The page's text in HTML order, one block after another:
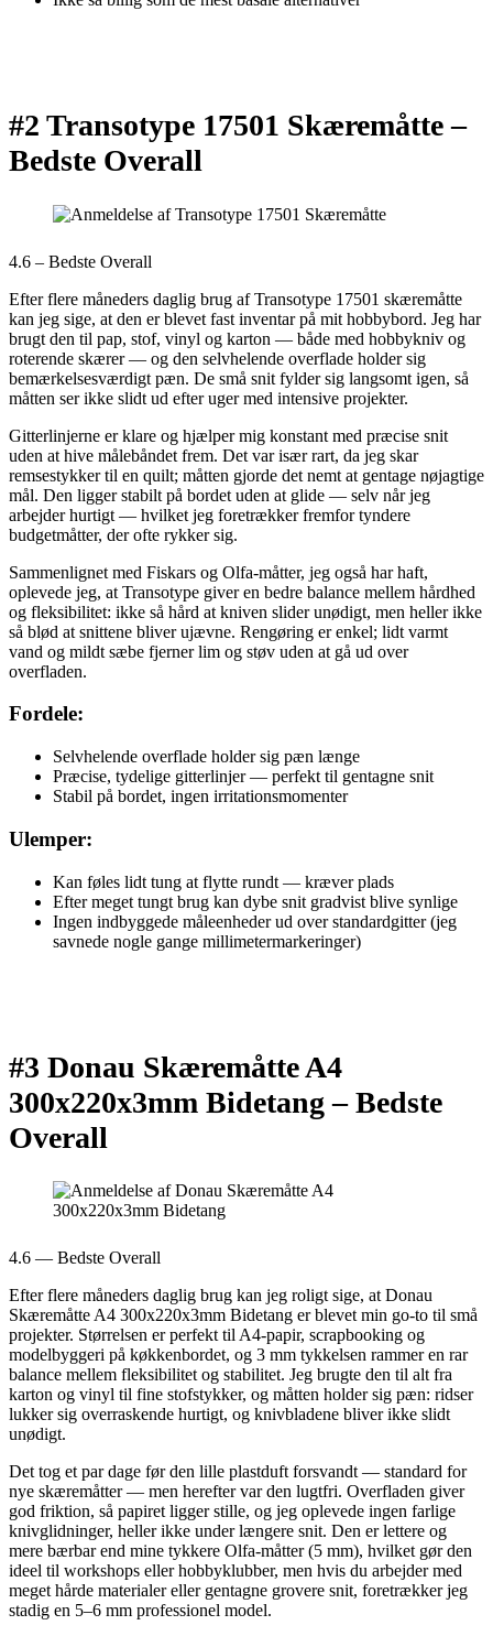
#2 Transotype 17501 Skæremåtte –
Bedste Overall
4.6 – Bedste Overall
Efter flere måneders daglig brug af Transotype 17501 skæremåtte
kan jeg sige, at den er blevet fast inventar på mit hobbybord. Jeg har
brugt den til pap, stof, vinyl og karton — både med hobbykniv og
roterende skærer — og den selvhelende overflade holder sig
bemærkelsesværdigt pæn. De små snit fylder sig langsomt igen, så
måtten ser ikke slidt ud efter uger med intensive projekter.
Gitterlinjerne er klare og hjælper mig konstant med præcise snit
uden at hive målebåndet frem. Det var især rart, da jeg skar
remsestykker til en quilt; måtten gjorde det nemt at gentage nøjagtige
mål. Den ligger stabilt på bordet uden at glide — selv når jeg
arbejder hurtigt — hvilket jeg foretrækker fremfor tyndere
budgetmåtter, der ofte rykker sig.
Sammenlignet med Fiskars og Olfa-måtter, jeg også har haft,
oplevede jeg, at Transotype giver en bedre balance mellem hårdhed
og fleksibilitet: ikke så hård at kniven slider unødigt, men heller ikke
så blød at snittene bliver ujævne. Rengøring er enkel; lidt varmt
vand og mildt sæbe fjerner lim og støv uden at gå ud over
overfladen.
Fordele:
Selvhelende overflade holder sig pæn længe
Præcise, tydelige gitterlinjer — perfekt til gentagne snit
Stabil på bordet, ingen irritationsmomenter
Ulemper:
Kan føles lidt tung at flytte rundt — kræver plads
Efter meget tungt brug kan dybe snit gradvist blive synlige
Ingen indbyggede måleenheder ud over standardgitter (jeg
savnede nogle gange millimetermarkeringer)
#3 Donau Skæremåtte A4
300x220x3mm Bidetang –Bedste
Overall
4.6 — Bedste Overall
Efter flere måneders daglig brug kan jeg roligt sige, at Donau
Skæremåtte A4 300x220x3mm Bidetang er blevet min go-to til små
projekter. Størrelsen er perfekt til A4-papir, scrapbooking og
modelbyggeri på køkkenbordet, og 3 mm tykkelsen rammer en rar
balance mellem fleksibilitet og stabilitet. Jeg brugte den til alt fra
karton og vinyl til fine stofstykker, og måtten holder sig pæn: ridser
lukker sig overraskende hurtigt, og knivbladene bliver ikke slidt
unødigt.
Det tog et par dage før den lille plastduft forsvandt — standard for
nye skæremåtter — men herefter var den lugtfri. Overfladen giver
god friktion, så papiret ligger stille, og jeg oplevede ingen farlige
knivglidninger, heller ikke under længere snit. Den er lettere og
mere bærbar end mine tykkere Olfa-måtter (5 mm), hvilket gør den
ideel til workshops eller hobbyklubber, men hvis du arbejder med
meget hårde materialer eller gentagne grovere snit, foretrækker jeg
stadig en 5–6 mm professionel model.